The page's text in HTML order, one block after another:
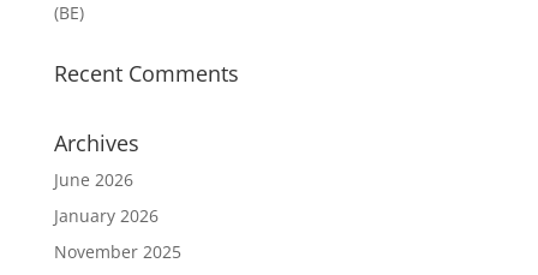
(BE)
Recent Comments
Archives
June 2026
January 2026
November 2025